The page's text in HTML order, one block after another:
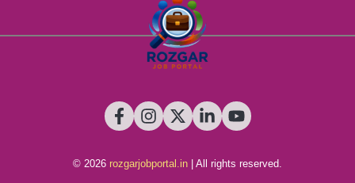
© 2026 rozgarjobportal.in | All rights reserved.